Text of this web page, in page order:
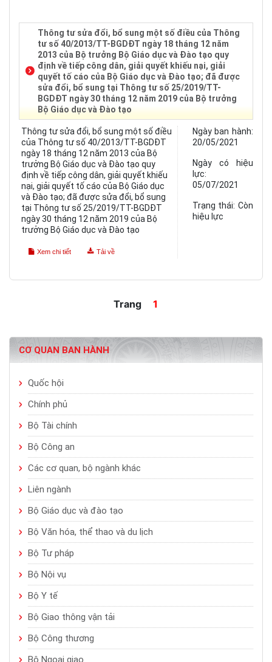
Thông tư sửa đổi, bổ sung một số điều của Thông
tư số 40/2013/TT-BGDĐT ngày 18 tháng 12 năm
2013 của Bộ trưởng Bộ Giáo dục và Đào tạo quy
định về tiếp công dân, giải quyết khiếu nại, giải
quyết tố cáo của Bộ Giáo dục và Đào tạo; đã được
sửa đổi, bổ sung tại Thông tư số 25/2019/TT-
BGDĐT ngày 30 tháng 12 năm 2019 của Bộ trưởng
Bộ Giáo dục và Đào tạo
Thông tư sửa đổi, bổ sung một số điều
của Thông tư số 40/2013/TT-BGDĐT
ngày 18 tháng 12 năm 2013 của Bộ
trưởng Bộ Giáo dục và Đào tạo quy
định về tiếp công dân, giải quyết khiếu
nại, giải quyết tố cáo của Bộ Giáo dục
và Đào tạo; đã được sửa đổi, bổ sung
tại Thông tư số 25/2019/TT-BGDĐT
ngày 30 tháng 12 năm 2019 của Bộ
trưởng Bộ Giáo dục và Đào tạo
Xem chi tiết Tải về
Ngày ban hành:
20/05/2021
Ngày có hiệu
lực:
05/07/2021
Trạng thái: Còn
hiệu lực
Trang 1
CƠ QUAN BAN HÀNH
Quốc hội
Chính phủ
Bộ Tài chính
Bộ Công an
Các cơ quan, bộ ngành khác
Liên ngành
Bộ Giáo dục và đào tạo
Bộ Văn hóa, thể thao và du lịch
Bộ Tư pháp
Bộ Nội vụ
Bộ Y tế
Bộ Giao thông vận tải
Bộ Công thương
Bộ Ngoại giao